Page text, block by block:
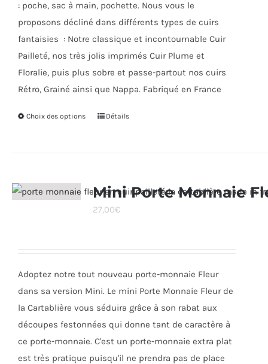
: poche, sac à main, pochette. Nous vous le
proposons décliné dans différents types de cuirs
fantaisies : Notre classique et incontournable Cuir
Pailleté, nos très jolis imprimés Cuir Plume et
Floralie, puis plus sobre et passe-partout nos cuirs
Rétro, Grainé ainsi que Nappa. Fabriqué en France
Choix des options
Ce
variations.
Les
sur
la
produit
Détails
Mini Porte Monnaie
27,00€
Adoptez notre tout nouveau porte-monnaie Fleur
dans sa version Mini. Le mini Porte Monnaie Fleur de
la Cartablière vous séduira grâce à son rabat aux
découpes festonnées qui donne tant de caractère à
ce porte-monnaie. C'est un porte-monnaie extra plat
est très pratique puisqu'il ne prendra pas de place